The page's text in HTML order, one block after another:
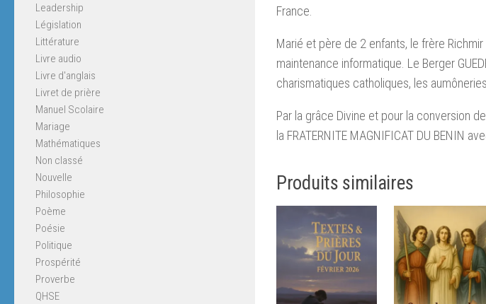
France.
Marié et père de 2 enfants, le frère
maintenance informatique. Le Berger
charismatiques catholiques, les
Par la grâce Divine et pour la conversion
la FRATERNITE MAGNIFICAT DU BENIN
Produits similaires
Leadership
Législation
Littérature
Livre audio
Livre d'anglais
Livret de prière
Manuel Scolaire
Mariage
Mathématiques
Non classé
Nouvelle
Philosophie
Poème
Poésie
Politique
Prospérité
Proverbe
QHSE